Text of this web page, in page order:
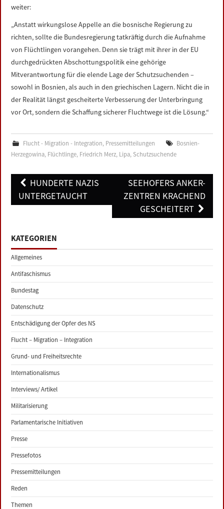
weiter:
„Anstatt wirkungslose Appelle an die bosnische Regierung zu
richten, sollte die Bundesregierung tatkräftig durch die Aufnahme
von Flüchtlingen vorangehen. Denn sie trägt mit ihrer in der EU
durchgedrückten Abschottungspolitik eine gehörige
Mitverantwortung für die elende Lage der Schutzsuchenden –
sowohl in Bosnien, als auch in den griechischen Lagern. Nicht die in
der Realität längst gescheiterte Verbesserung der Unterbringung
vor Ort, sondern die Schaffung sicherer Fluchtwege ist die Lösung.“
Flucht - Migration - Integration, Pressemitteilungen
Bosnien-
Herzegowina, Flüchtlinge, Friedrich Merz, Lipa, Schutzsuchende
Post
navigation
HUNDERTE NAZIS
UNTERGETAUCHT
SEEHOFERS ANKER-
ZENTREN KRACHEND
GESCHEITERT
KATEGORIEN
Allgemeines
Antifaschismus
Bundestag
Datenschutz
Entschädigung der Opfer des NS
Flucht – Migration – Integration
Grund- und Freiheitsrechte
Internationalismus
Interviews/ Artikel
Militarisierung
Parlamentarische Initiativen
Presse
Pressefotos
Pressemitteilungen
Reden
Themen